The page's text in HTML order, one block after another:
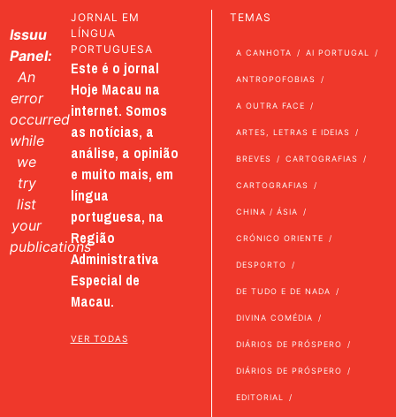
Issuu
Panel:
An
error
occurred
while
we
try
list
your
publications
JORNAL EM
LÍNGUA
PORTUGUESA
Este é o jornal
Hoje Macau na
internet. Somos
as notícias, a
análise, a opinião
e muito mais, em
língua
portuguesa, na
Região
Administrativa
Especial de
Macau.
VER TODAS
TEMAS
A CANHOTA AI PORTUGAL
ANTROPOFOBIAS
A OUTRA FACE
ARTES, LETRAS E IDEIAS
BREVES CARTOGRAFIAS
CARTOGRAFIAS
CHINA / ÁSIA
CRÓNICO ORIENTE
DESPORTO
DE TUDO E DE NADA
DIVINA COMÉDIA
DIÁRIOS DE PRÓSPERO
DIÁRIOS DE PRÓSPERO
EDITORIAL